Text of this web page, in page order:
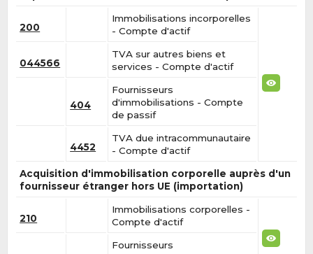
200
Immobilisations incorporelles
- Compte d'actif
044566
TVA sur autres biens et
services - Compte d'actif
404
Fournisseurs
d'immobilisations - Compte
de passif
4452
TVA due intracommunautaire
- Compte d'actif
Acquisition d'immobilisation corporelle auprès d'un
fournisseur étranger hors UE (importation)
210
Immobilisations corporelles -
Compte d'actif
Fournisseurs